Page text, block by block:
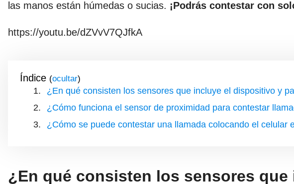
las manos están húmedas o sucias. ¡Podrás contestar con
https://youtu.be/dZVvV7QJfkA
Índice ( )
¿En qué consisten los sensores que incluye el dispositivo y
¿Cómo funciona el sensor de proximidad para contestar
¿Cómo se puede contestar una llamada colocando el celular
¿En qué consisten los sensores